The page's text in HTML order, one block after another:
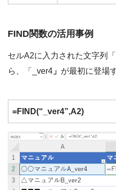
FIND関数の活用事例
セルA2に入力された文字列
ら、「_ver4 」 が最初に登場
=FIND(“_ver4”,A2)